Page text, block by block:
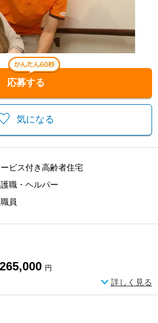
気になる
応募する
ビス付き高齢者住宅
職・ヘルパー
員
265,000 円
詳しく見る